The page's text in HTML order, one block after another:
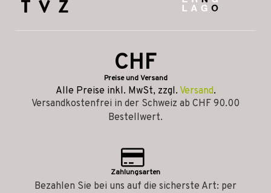
CHF
Preise und Versand
Alle Preise inkl. MwSt, zzgl. Versand.
Versandkostenfrei in der Schweiz ab CHF 90.00
Bestellwert.
Zahlungsarten
Bezahlen Sie bei uns auf die sicherste Art: per